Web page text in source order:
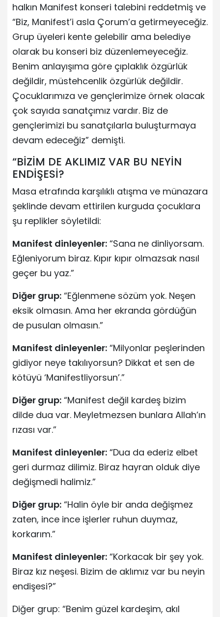
halkın Manifest konseri talebini reddetmiş ve
“Biz, Manifest’i asla Çorum’a getirmeyeceğiz.
Grup üyeleri kente gelebilir ama belediye
olarak bu konseri biz düzenlemeyeceğiz.
Benim anlayışıma göre çıplaklık özgürlük
değildir, müstehcenlik özgürlük değildir.
Çocuklarımıza ve gençlerimize örnek olacak
çok sayıda sanatçımız vardır. Biz de
gençlerimizi bu sanatçılarla buluşturmaya
devam edeceğiz” demişti.
“BİZİM DE AKLIMIZ VAR BU NEYİN
ENDİŞESİ?
Masa etrafında karşılıklı atışma ve münazara
şeklinde devam ettirilen kurguda çocuklara
şu replikler söyletildi:
Manifest dinleyenler: “Sana ne dinliyorsam.
Eğleniyorum biraz. Kıpır kıpır olmazsak nasıl
geçer bu yaz.”
Diğer grup: “Eğlenmene sözüm yok. Neşen
eksik olmasın. Ama her ekranda gördüğün
de pusulan olmasın.”
Manifest dinleyenler: “Milyonlar peşlerinden
gidiyor neye takılıyorsun? Dikkat et sen de
kötüyü ‘Manifestliyorsun’.”
Diğer grup: “Manifest değil kardeş bizim
dilde dua var. Meyletmezsen bunlara Allah’ın
rızası var.”
Manifest dinleyenler: “Dua da ederiz elbet
geri durmaz dilimiz. Biraz hayran olduk diye
değişmedi halimiz.”
Diğer grup: “Halin öyle bir anda değişmez
zaten, ince ince işlerler ruhun duymaz,
korkarım.”
Manifest dinleyenler: “Korkacak bir şey yok.
Biraz kız neşesi. Bizim de aklımız var bu neyin
endişesi?”
Diğer grup: “Benim güzel kardeşim, akıl